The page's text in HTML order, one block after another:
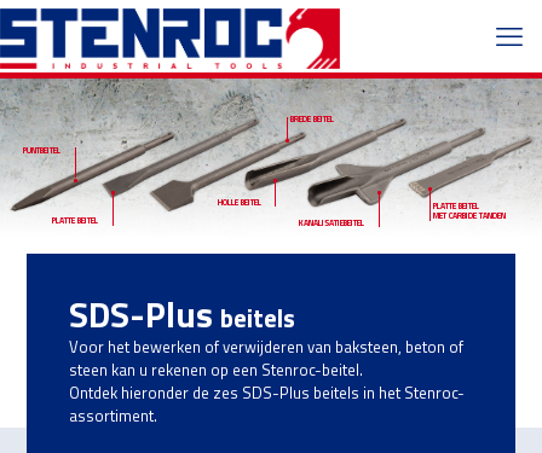
PUNTBEITEL
PLATTE BEITEL
BREDE BEITEL
HOLLE BEITEL
KANALISATIEBEITEL
PLATTE BEITEL
MET CARBIDE TANDEN
SDS-Plus beitels
Voor het bewerken of verwijderen van baksteen, beton of
steen kan u rekenen op een Stenroc-beitel.
Ontdek hieronder de zes SDS-Plus beitels in het Stenroc-
assortiment.